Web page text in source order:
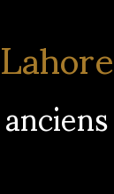
Lahore
anciens